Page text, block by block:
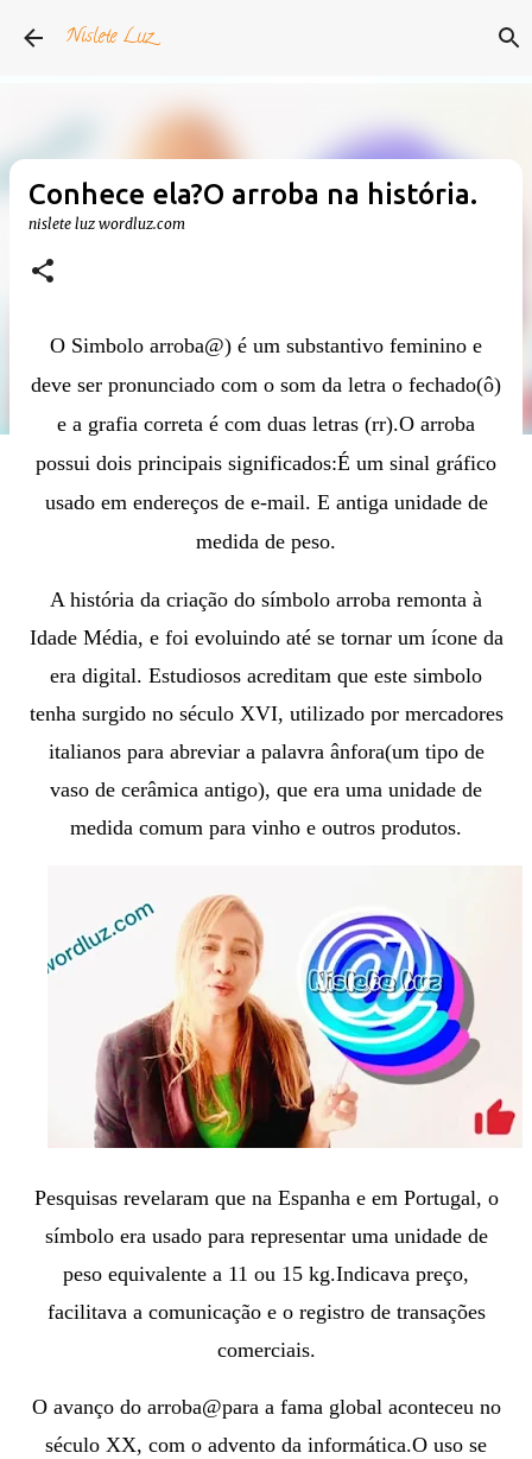
Pular para o conteúdo principal
Nislete Luz
Conhece ela?O arroba na história.
nislete luz wordluz.com
O Simbolo arroba@) é um substantivo feminino e
deve ser pronunciado com o som da letra o fechado(ô)
e a grafia correta é com duas letras (rr).O arroba
possui dois principais significados:É um sinal gráfico
usado em endereços de e-mail. E antiga unidade de
medida de peso.
A história da criação do símbolo arroba remonta à
Idade Média, e foi evoluindo até se tornar um ícone da
era digital. Estudiosos acreditam que este simbolo
tenha surgido no século XVI, utilizado por mercadores
italianos para abreviar a palavra ânfora(um tipo de
vaso de cerâmica antigo), que era uma unidade de
medida comum para vinho e outros produtos.
Pesquisas revelaram que na Espanha e em Portugal, o
símbolo era usado para representar uma unidade de
peso equivalente a 11 ou 15 kg.Indicava preço,
facilitava a comunicação e o registro de transações
comerciais.
O avançodo arroba@para a fama global aconteceu no
século XX, com o advento da informática.O uso se